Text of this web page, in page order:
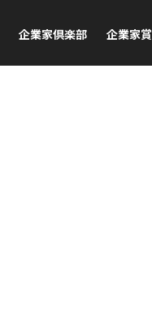
企業家倶楽部 企業家賞